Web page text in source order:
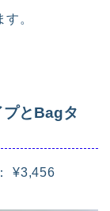
。
プとBagタ
¥3,456